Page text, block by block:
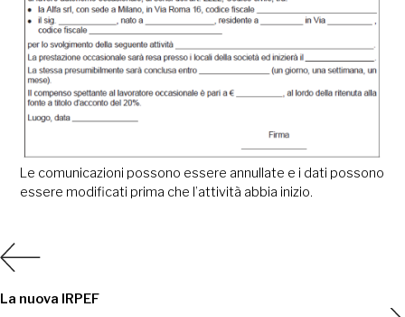
Le comunicazioni possono essere annullate e i dati possono
essere modificati prima che l’attività abbia inizio.
La nuova IRPEF